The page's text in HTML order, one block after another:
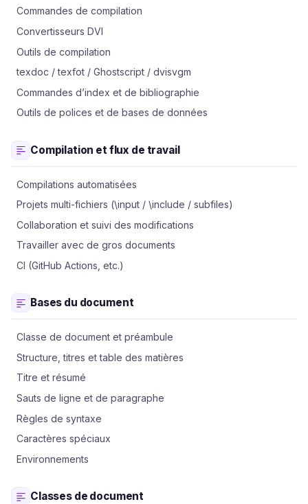
Commandes de compilation
Convertisseurs DVI
Outils de compilation
texdoc / texfot / Ghostscript / dvisvgm
Commandes d’index et de bibliographie
Outils de polices et de bases de données
Compilation et flux de travail
Compilations automatisées
Projets multi-fichiers (\input / \include / subfiles)
Collaboration et suivi des modifications
Travailler avec de gros documents
CI (GitHub Actions, etc.)
Bases du document
Classe de document et préambule
Structure, titres et table des matières
Titre et résumé
Sauts de ligne et de paragraphe
Règles de syntaxe
Caractères spéciaux
Environnements
Classes de document